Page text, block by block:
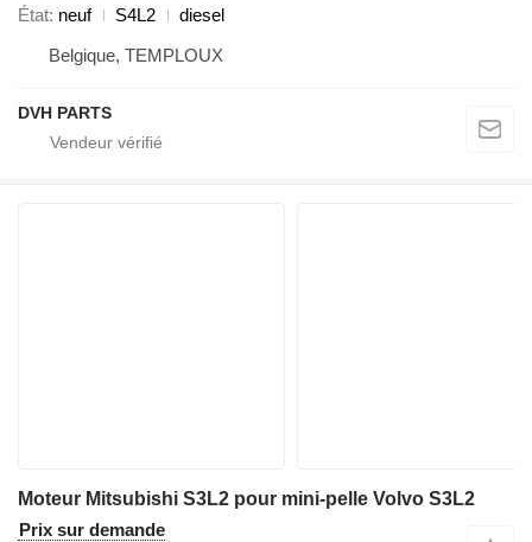
État neuf S4L2
diesel
Belgique, TEMPLOUX
DVH PARTS
Moteur Mitsubishi S3L2 pour mini-pelle Volvo S3L2
Prix sur demande